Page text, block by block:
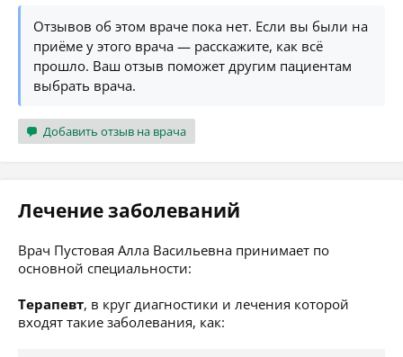
Отзывов об этом враче пока нет. Если вы были на
приёме у этого врача — расскажите, как всё
прошло. Ваш отзыв поможет другим пациентам
выбрать врача.
Добавить отзыв на врача
Лечение заболеваний
Врач Пустовая Алла Васильевна принимает по
основной специальности:
Терапевт, в круг диагностики и лечения которой
входят такие заболевания, как: